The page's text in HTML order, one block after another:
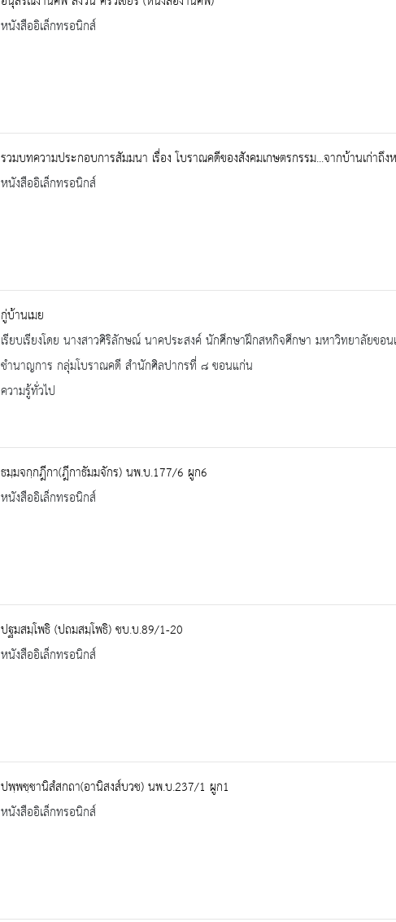
หนังสืออิเล็กทรอนิกส์
รวมบทความประกอบการสัมมนา เรื่อง โบราณคดีของสังคมเกษตรกรรม...จากบ้านเก่าถึง
หนังสืออิเล็กทรอนิกส์
กู่บ้านเมย
เรียบเรียงโดย นางสาวศิริลักษณ์ นาคประสงค์ นักศึกษาฝึกสหกิจศึกษา มหาวิทยาลัยข
ชำนาญการ กลุ่มโบราณคดี สำนักศิลปากรที่ ๘ ขอนแก่น
ความรู้ทั่วไป
ธมฺมจกฺกฎีกา(ฎีกาธัมมจักร) นพ.บ.177/6 ผูก6
หนังสืออิเล็กทรอนิกส์
ปฐมสมฺโพธิ (ปถมสมฺโพธิ) ชบ.บ.89/1-20
หนังสืออิเล็กทรอนิกส์
ปพฺพชฺชานิสํสกถา(อานิสงส์บวช) นพ.บ.237/1 ผูก1
หนังสืออิเล็กทรอนิกส์